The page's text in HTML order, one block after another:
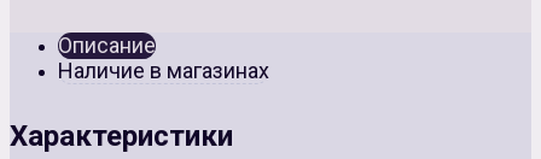
Описание
Наличие в магазинах
Характеристики